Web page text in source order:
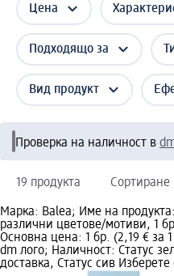
Цена
Подходящо за
Вид продукт
Проверка на наличност в
19 продукта Сортиране
Марка: Balea; Име на
различни цветове/мотиви, 1
Основна цена: 1 бр. (2,19 € за
dm лого; Наличност: Статус
доставка, Статус сив